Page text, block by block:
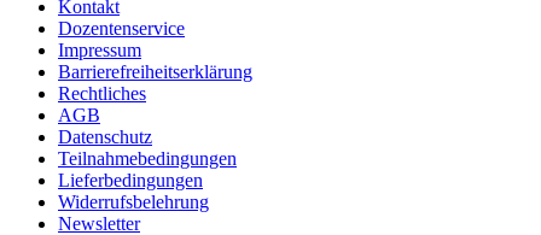
Kontakt
Dozentenservice
Impressum
Barrierefreiheitserklärung
Rechtliches
AGB
Datenschutz
Teilnahmebedingungen
Lieferbedingungen
Widerrufsbelehrung
Newsletter